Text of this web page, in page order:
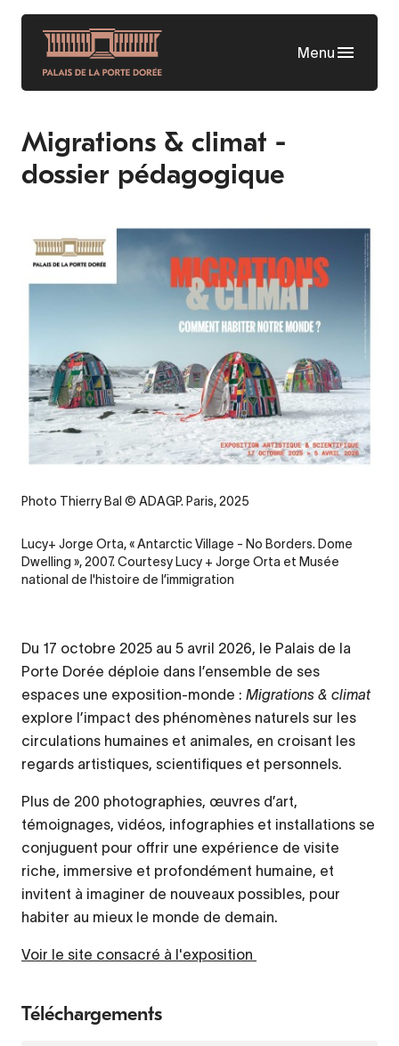
Skip
content
Menu
Migrations & climat -
dossier pédagogique
Legende
Photo Thierry Bal © ADAGP. Paris, 2025
Credit
Lucy+ Jorge Orta, « Antarctic Village - No Borders. Dome
Dwelling », 2007. Courtesy Lucy + Jorge Orta et Musée
national de l'histoire de l’immigration
Du 17 octobre 2025 au 5 avril 2026, le Palais de la
Porte Dorée déploie dans l’ensemble de ses
espaces une exposition-monde : Migrations & climat
explore l’impact des phénomènes naturels sur les
circulations humaines et animales, en croisant les
regards artistiques, scientifiques et personnels.
Plus de 200 photographies, œuvres d’art,
témoignages, vidéos, infographies et installations se
conjuguent pour offrir une expérience de visite
riche, immersive et profondément humaine, et
invitent à imaginer de nouveaux possibles, pour
habiter au mieux le monde de demain.
Voir le site consacré à l'exposition
Téléchargements